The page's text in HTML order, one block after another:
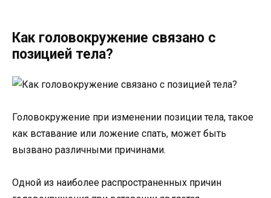
Как головокружение связано с
позицией тела?
Головокружение при изменении позиции тела, такое
как вставание или ложение спать, может быть
вызвано различными причинами.
Одной из наиболее распространенных причин